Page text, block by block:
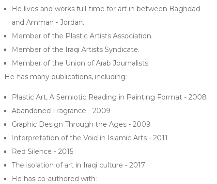
He lives and works full-time for art in between Baghdad
and Amman - Jordan.
Member of the Plastic Artists Association.
Member of the Iraqi Artists Syndicate.
Member of the Union of Arab Journalists.
He has many publications, including:
Plastic Art, A Semiotic Reading in Painting Format - 2008
Abandoned Fragrance - 2009
Graphic Design Through the Ages - 2009
Interpretation of the Void in Islamic Arts - 2011
Red Silence - 2015
The isolation of art in Iraqi culture - 2017
He has co-authored with: